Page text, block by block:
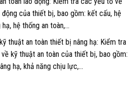
động của thiết bị, bao gồm: kết cấu, hệ
hạ, hệ thống an toàn,…
thuật an toàn thiết bị nâng hạ: Kiểm tra
kỹ thuật an toàn của thiết bị, bao gồm:
hạ, khả năng chịu lực,…